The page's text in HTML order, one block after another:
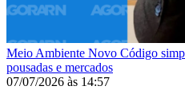
Meio Ambiente Novo Código
pousadas e mercados
07/07/2026 às 14:57